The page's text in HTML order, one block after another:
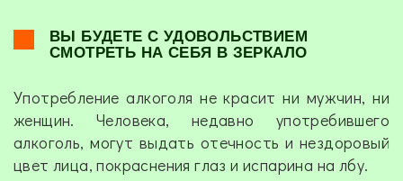
ВЫ БУДЕТЕ С УДОВОЛЬСТВИЕМ
СМОТРЕТЬ НА СЕБЯ В ЗЕРКАЛО
Употребление алкоголя не красит ни мужчин, ни
женщин. Человека, недавно употребившего
алкоголь, могут выдать отечность и нездоровый
цвет лица, покраснения глаз и испарина на лбу.